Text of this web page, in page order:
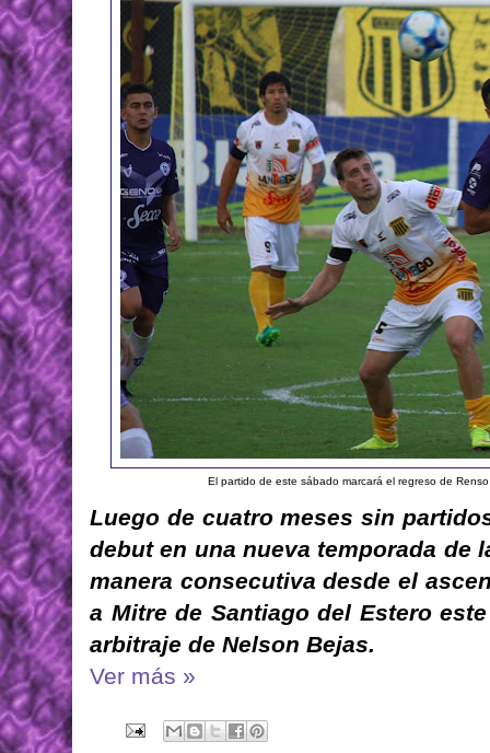
El partido de este sábado marcará el regreso de
Luego de cuatro meses sin
debut en una nueva temporada de
manera consecutiva desde el
a Mitre de Santiago del Estero
arbitraje de Nelson Bejas.
Ver más »